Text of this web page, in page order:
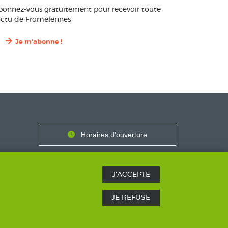
vous gratuitement pour recevoir toute
de Fromelennes
Je m'abonne !
HorairesHoraires d'ouverture
Nous contacter
J'ACCEPTE
JE REFUSE